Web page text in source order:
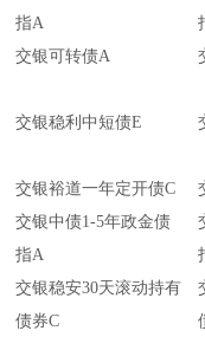
指A
交银可转债A
交银稳利中短债E
交银裕道一年定开债C
交银中债1-5年政金债
指A
交银稳安30天滚动持有
债券C